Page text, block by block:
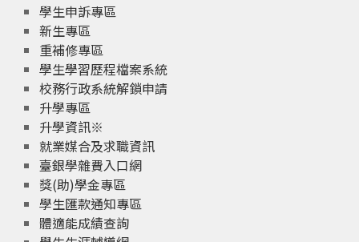
學生申訴專區
新生專區
重補修專區
學生學習歷程檔案系統
校務行政系統解鎖申請
升學專區
升學資訊※
就業媒合及求職資訊
臺銀學雜費入口網
獎(助)學金專區
學生匯款通知專區
體適能成績查詢